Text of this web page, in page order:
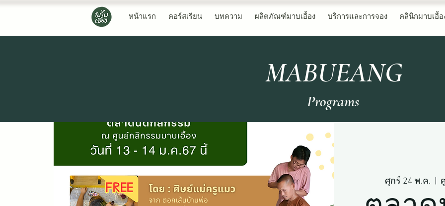
หน้าแรก คอร์สเรียน บทความ ผลิตภัณฑ์มาบเอื้อง บริการและการจอง คลินิกมาบเอื้อ
MABUEANG
Programs
ศุกร์ 24 พ.ค.
  |